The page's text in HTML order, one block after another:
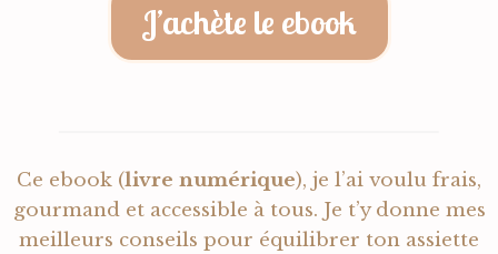
J’achète le ebook
Ce ebook (livre numérique), je l’ai voulu frais,
gourmand et accessible à tous. Je t’y donne mes
meilleurs conseils pour équilibrer ton assiette